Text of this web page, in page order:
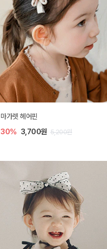
마가렛 헤어핀
30% 3,700원 5,200원